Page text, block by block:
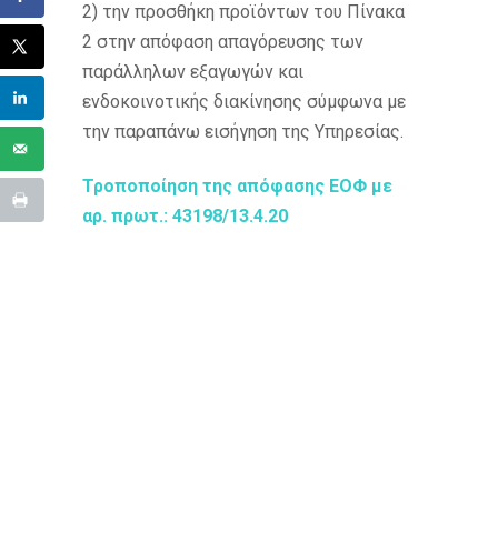
2) την προσθήκη προϊόντων του Πίνακα
2 στην απόφαση απαγόρευσης των
παράλληλων εξαγωγών και
ενδοκοινοτικής διακίνησης σύμφωνα με
την παραπάνω εισήγηση της Υπηρεσίας.
Τροποποίηση της απόφασης EOΦ με
αρ. πρωτ.: 43198/13.4.20